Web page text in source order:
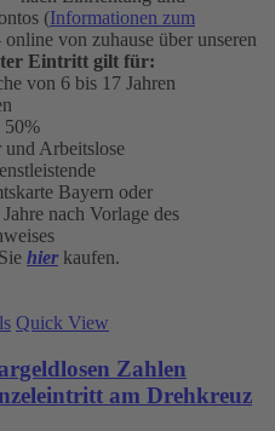
(Informationen zum
online von zuhause über unseren
Eintritt gilt für:
von 6 bis 17 Jahren
50%
und Arbeitslose
Bayern oder
nach Vorlage des
hier kaufen.
Quick View
Zahlen
am Drehkreuz